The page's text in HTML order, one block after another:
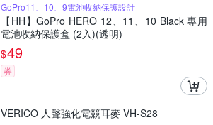
GoPro11、10、9電池收納保護設計
【HH】GoPro HERO 12、11、10 Black 專用
電池收納保護盒 (2入)(透明)
$49
券
VERICO 人聲強化電競耳麥 VH-S28